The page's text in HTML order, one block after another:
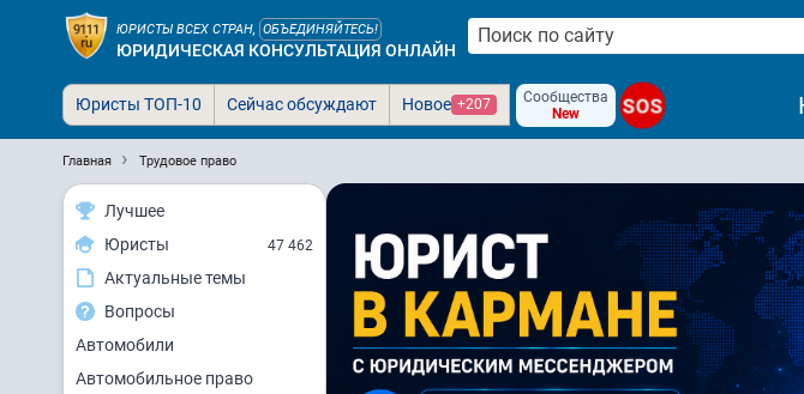
ЮРИСТЫ ВСЕХ СТРАН, ОБЪЕДИНЯЙТЕСЬ!
ЮРИДИЧЕСКАЯ КОНСУЛЬТАЦИЯ ОНЛАЙН
Юристы ТОП-10 Сейчас обсуждают Новое +207
Сообщества
New
SOS
Главная Трудовое право
Лучшее
Юристы
47 462
Актуальные темы
Вопросы
Автомобили
Автомобильное право